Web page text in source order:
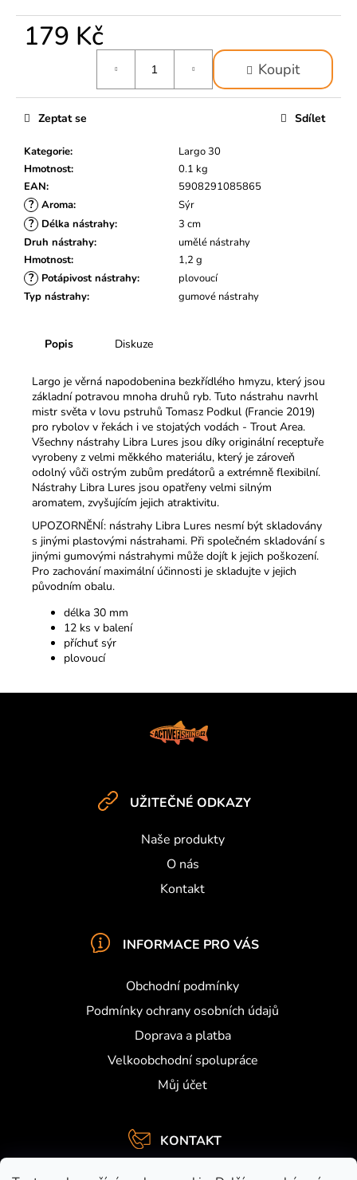
179 Kč
Koupit
Kategorie:
Largo 30
Hmotnost:
0.1 kg
EAN: 5908291085865
? Aroma: Sýr
? Délka nástrahy:
3 cm
Druh nástrahy:
umělé nástrahy
Hmotnost: 1,2 g
? Potápivost nástrahy:
plovoucí
Typ nástrahy: gumové nástrahy
Zeptat se Sdílet
Popis Diskuze
Largo je věrná napodobenina bezkřídlého hmyzu, který jsou
základní potravou mnoha druhů ryb. Tuto nástrahu navrhl
mistr světa v lovu pstruhů Tomasz Podkul (Francie 2019)
pro rybolov v řekách i ve stojatých vodách - Trout Area.
Všechny nástrahy Libra Lures jsou díky originální receptuře
vyrobeny z velmi měkkého materiálu, který je zároveň
odolný vůči ostrým zubům predátorů a extrémně flexibilní.
Nástrahy Libra Lures jsou opatřeny velmi silným
aromatem, zvyšujícím jejich atraktivitu.
UPOZORNĚNÍ: nástrahy Libra Lures nesmí být skladovány
s jinými plastovými nástrahami. Při společném skladování s
jinými gumovými nástrahymi může dojít k jejich poškození.
Pro zachování maximální účinnosti je skladujte v jejich
původním obalu.
délka 30 mm
12 ks v balení
příchuť sýr
plovoucí
o
u
u
m
e
UŽITEČNÉ ODKAZY
Naše produkty
O nás
Kontakt
INFORMACE PRO VÁS
Obchodní podmínky
Podmínky ochrany osobních údajů
Doprava a platba
Velkoobchodní spolupráce
Můj účet
KONTAKT